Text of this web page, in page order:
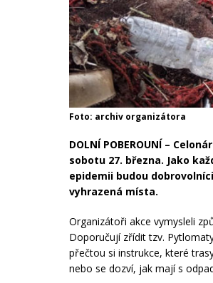
Foto: archiv organizátora
DOLNÍ POBEROUNÍ –
sobotu 27. března. Jako
epidemii budou
vyhrazená místa.
Organizátoři akce vymysleli
Doporučují zřídit tzv.
přečtou si instrukce, které
nebo se dozví, jak mají s